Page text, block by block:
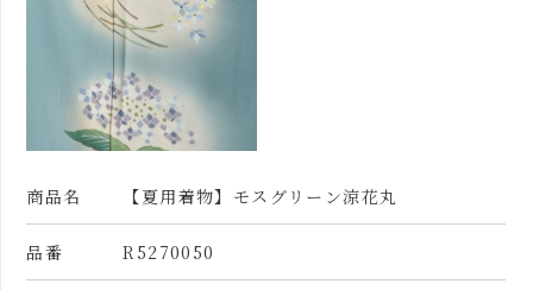
商品名 【夏用着物】モスグリーン涼花丸
品番 R5270050